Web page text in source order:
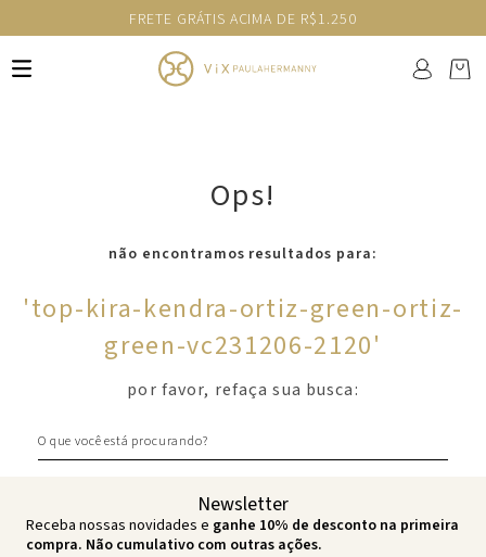
FRETE GRÁTIS ACIMA DE R$1.250
Ops!
não encontramos resultados para:
'top-kira-kendra-ortiz-green-ortiz-
green-vc231206-2120'
por favor, refaça sua busca:
Newsletter
Receba nossas novidades e ganhe 10% de desconto na primeira
compra. Não cumulativo com outras ações.